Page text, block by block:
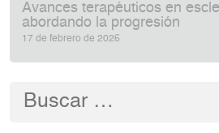
Avances terapéuticos en
abordando la progresión
17 de febrero de 2026
Buscar: